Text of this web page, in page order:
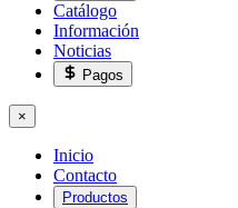
Catálogo
Información
Noticias
Pagos
×
Inicio
Contacto
Productos